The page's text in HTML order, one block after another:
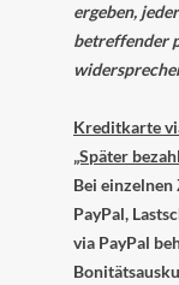
ergeben,
betreffender
Kreditkarte
„Später
Bei
PayPal,
via PayPal